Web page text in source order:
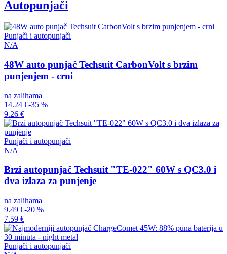
Autopunjači
Punjači i autopunjači
N/A
48W auto punjač Techsuit CarbonVolt s brzim
punjenjem - crni
na zalihama
14.24 €-35 %
9.26 €
Punjači i autopunjači
N/A
Brzi autopunjač Techsuit "TE-022" 60W s QC3.0 i
dva izlaza za punjenje
na zalihama
9.49 €-20 %
7.59 €
Punjači i autopunjači